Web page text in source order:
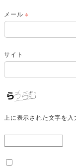
メール※
サイト
上に表示された文字を入